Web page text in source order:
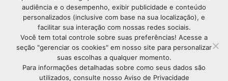
(41) 3320-
2929
audiência e o desempenho, exibir publicidade e conteúdo
personalizados (inclusive com base na sua localização), e
facilitar sua interação com nossas redes sociais.
Você tem total controle sobre suas preferências! Acesse a
seção "gerenciar os cookies" em nosso site para personalizar
suas escolhas a qualquer momento.
Para informações detalhadas sobre como seus dados são
utilizados, consulte nosso Aviso de Privacidade